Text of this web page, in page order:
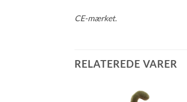
CE-mærket.
RELATEREDE VARER